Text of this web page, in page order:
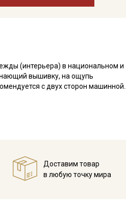
(интерьера) в национальном и
вышивку, на ощупь
с двух сторон машинной
Доставим товар
в любую точку мира